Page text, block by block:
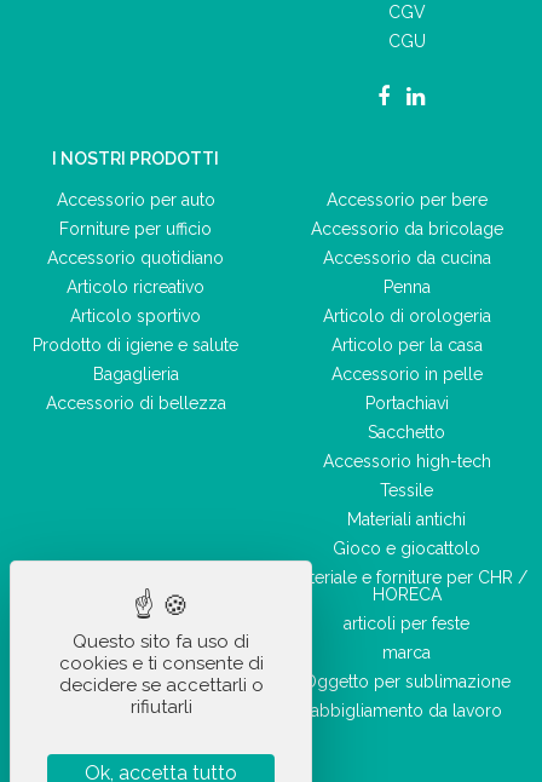
CGV
CGU
I NOSTRI PRODOTTI
Accessorio per auto
Forniture per ufficio
Accessorio quotidiano
Articolo ricreativo
Articolo sportivo
Prodotto di igiene e salute
Bagaglieria
Accessorio di bellezza
Accessorio per bere
Accessorio da bricolage
Accessorio da cucina
Penna
Articolo di orologeria
Articolo per la casa
Accessorio in pelle
Portachiavi
Sacchetto
Accessorio high-tech
Tessile
Materiali antichi
Gioco e giocattolo
Materiale e forniture per CHR /
HORECA
articoli per feste
marca
Oggetto per sublimazione
abbigliamento da lavoro
Questo sito fa uso di
cookies e ti consente di
decidere se accettarli o
rifiutarli
Ok, accetta tutto